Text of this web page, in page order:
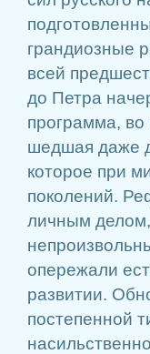
грандиозные
всей
до Петра
программа,
шедшая даже
которое при
поколений.
личным
опережали
развитии.
постепенной